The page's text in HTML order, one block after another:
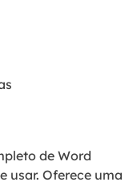
de Word
usar. Oferece uma